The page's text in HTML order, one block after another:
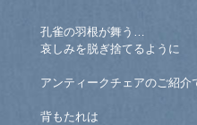
孔雀の羽根が舞う…
哀しみを脱ぎ捨てるように
アンティークチェアのご紹介
背もたれは